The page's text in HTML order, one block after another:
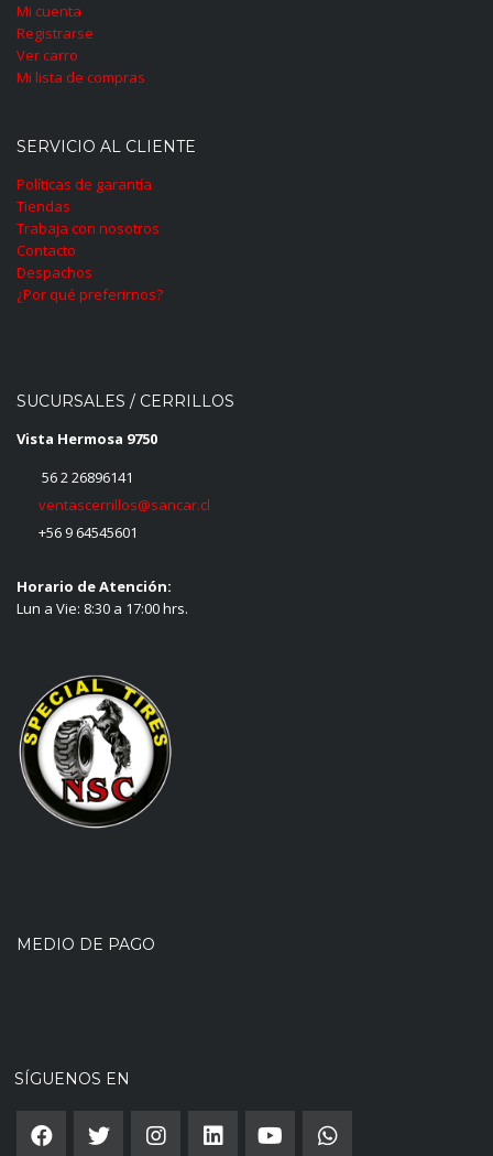
Mi cuenta
Registrarse
Ver carro
Mi lista de compras
SERVICIO AL CLIENTE
Políticas de garantía
Tiendas
Trabaja con nosotros
Contacto
Despachos
¿Por qué preferirnos?
SUCURSALES / CERRILLOS
Vista Hermosa 9750
56 2 26896141
ventascerrillos@sancar.cl
+56 9 64545601
Horario de Atención:
Lun a Vie: 8:30 a 17:00 hrs.
MEDIO DE PAGO
SÍGUENOS EN